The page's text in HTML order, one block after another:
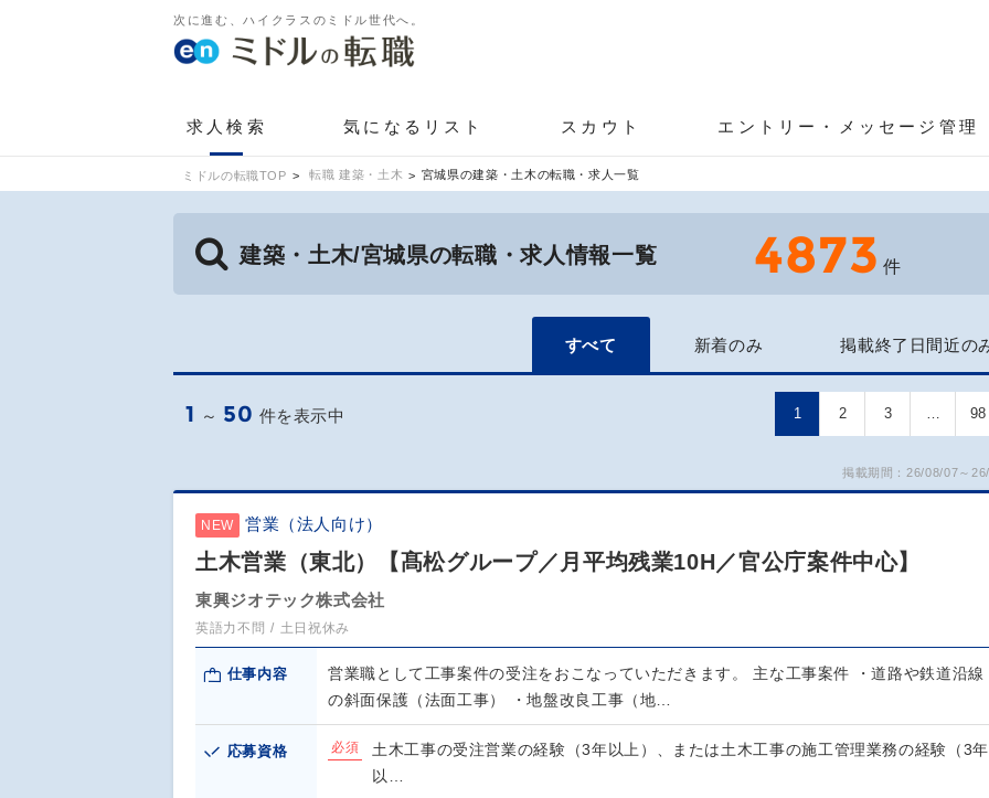
次に進む、ハイクラスのミドル世代へ。
求人検索 気になるリスト スカウト エントリー・メッセージ管理
ミドルの転職TOP 転職 建築・土木 宮城県の建築・土木の転職・求人一覧
建築・土木/宮城県の転職・求人情報一覧 4873 件
すべて 新着のみ 掲載終了日間近の
1 ～ 50 件を表示中 1 2 3 … 98
掲載期間：26/08/07～
NEW 営業（法人向け）
土木営業（東北）【髙松グループ／月平均残業10H／官公庁案件中心】
東興ジオテック株式会社
英語力不問 土日祝休み
仕事内容
営業職として工事案件の受注をおこなっていただきます。 主な工事案件 ・道路や鉄道沿線
の斜面保護（法面工事） ・地盤改良工事（地…
応募資格 必須
土木工事の受注営業の経験（3年以上）、または土木工事の施工管理業務の経験（3年
以…